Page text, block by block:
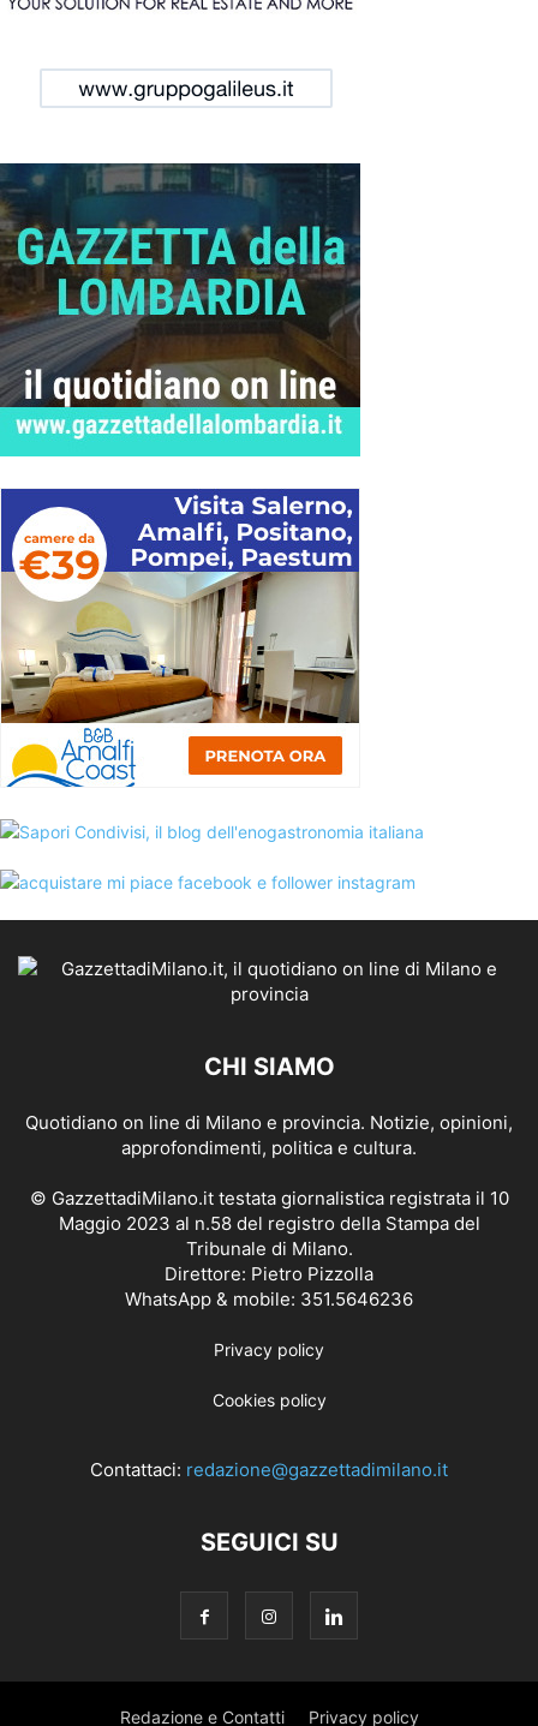
CHI SIAMO
Quotidiano on line di Milano e provincia. Notizie, opinioni,
approfondimenti, politica e cultura.
© GazzettadiMilano.it testata giornalistica registrata il 10
Maggio 2023 al n.58 del registro della Stampa del
Tribunale di Milano.
Direttore: Pietro Pizzolla
WhatsApp & mobile: 351.5646236
Privacy policy
Cookies policy
Contattaci: redazione@gazzettadimilano.it
SEGUICI SU
Redazione e Contatti Privacy policy